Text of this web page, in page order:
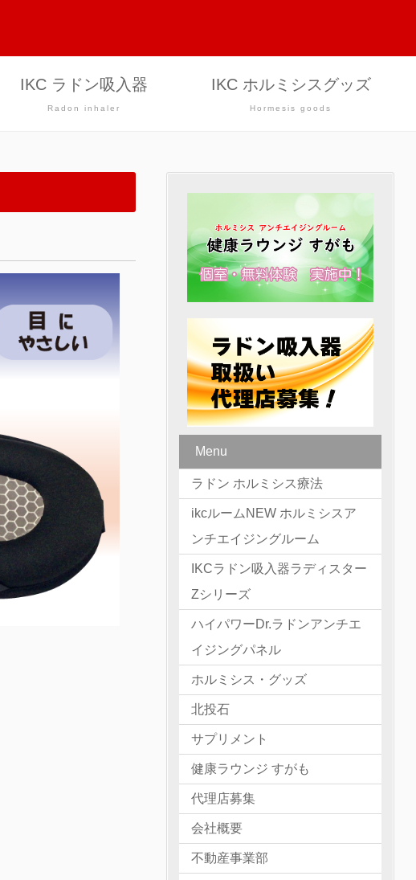
IKC ラドン吸入器
Radon inhaler
IKC ホルミシスグッズ
Hormesis goods
Menu
ラドン ホルミシス療法
ikcルームNEW ホルミシスア
ンチエイジングルーム
IKCラドン吸入器ラディスター
Zシリーズ
ハイパワーDr.ラドンアンチエ
イジングパネル
ホルミシス・グッズ
北投石
サプリメント
健康ラウンジ すがも
代理店募集
会社概要
不動産事業部